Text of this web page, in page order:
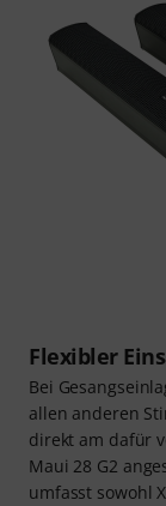
Flexibler
Bei
allen anderen
direkt am dafür
Maui 28 G2
umfasst sowohl